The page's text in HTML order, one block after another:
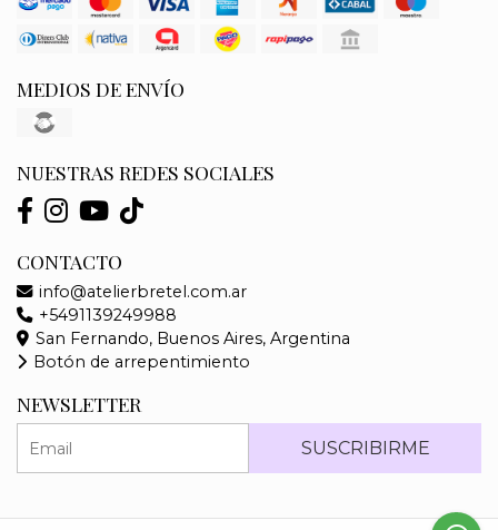
MEDIOS DE ENVÍO
NUESTRAS REDES SOCIALES
CONTACTO
info@atelierbretel.com.ar
+5491139249988
San Fernando, Buenos Aires, Argentina
Botón de arrepentimiento
NEWSLETTER
SUSCRIBIRME